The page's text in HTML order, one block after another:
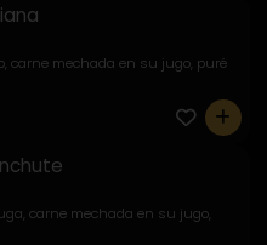
carne mechada en su jugo, puré
0
carne mechada en su jugo,